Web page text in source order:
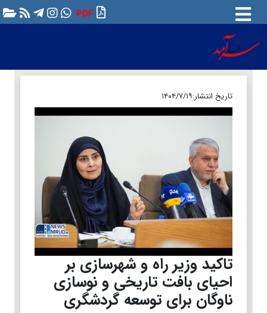
PDF
تاریخ انتشار:۱۴۰۴/۷/۱۹
تاکید وزیر راه و شهرسازی بر
احیای بافت تاریخی و نوسازی
ناوگان برای توسعه گردشگری